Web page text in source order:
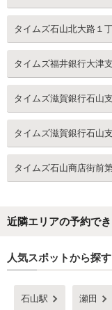
タイムズ石山北大路１
タイムズ福井銀行大津
タイムズ滋賀銀行石山
タイムズ滋賀銀行石山
タイムズ石山商店街前
近隣エリアの予約で
人気スポットから探す
石山駅 瀬田